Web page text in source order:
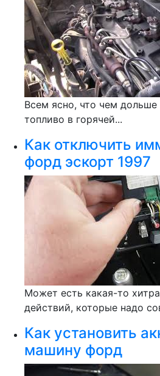
Всем ясно, что чем дольше
топливо в горячей...
Как отключить
форд эскорт 1997
Может есть какая-то
действий, которые надо
Как установить
машину форд